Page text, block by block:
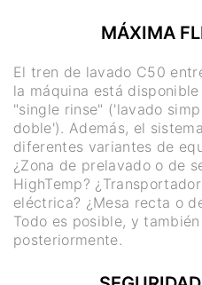
MÁXIMA
El tren de lavado C50
la máquina está
"single rinse" ('lavado
doble'). Además, el
diferentes variantes de
¿Zona de prelavado o de
HighTemp?
eléctrica? ¿Mesa recta o
Todo es posible, y
posteriormente.